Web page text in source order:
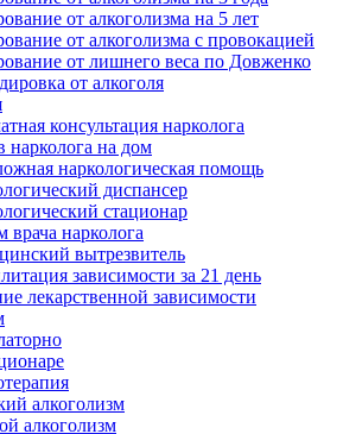
от алкоголизма на 5 лет
от алкоголизма с провокацией
от лишнего веса по Довженко
от алкоголя
консультация нарколога
нарколога на дом
наркологическая помощь
диспансер
стационар
врача нарколога
вытрезвитель
зависимости за 21 день
лекарственной зависимости
алкоголизм
алкоголизм